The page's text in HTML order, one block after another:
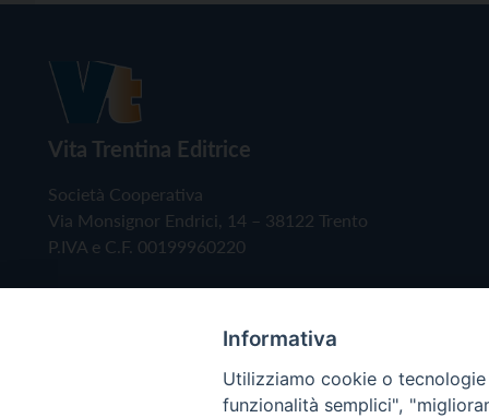
Vita Trentina Editrice
Società Cooperativa
Via Monsignor Endrici, 14 – 38122 Trento
P.IVA e C.F. 00199960220
Informativa
Utilizziamo cookie o
funzionalità semplici",